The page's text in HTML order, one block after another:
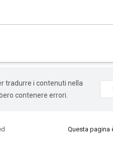
tradurre i contenuti nella
contenere errori.
Questa pagina